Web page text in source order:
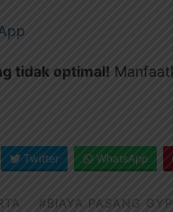
tidak optimal!
Twitter WhatsApp
#BIAYA PASANG